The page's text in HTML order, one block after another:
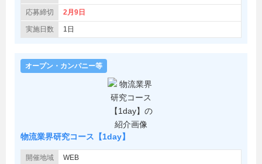
応募締切 2月9日
実施日数 1日
オープン・カンパニー等
物流業界研究コース【1day】
開催地域 WEB